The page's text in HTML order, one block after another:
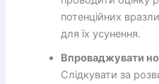
потенційних
для їх усунення.
Впроваджувати
Слідкувати за